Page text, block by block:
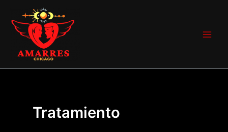
contenido
Tratamiento
por: